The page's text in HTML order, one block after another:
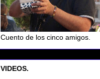
Cuento de los cinco amigos.
VIDEOS.